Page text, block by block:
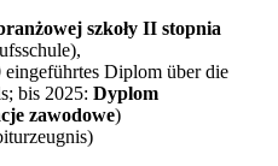
szkoły II stopnia
eingeführtes Diplom über die
bis 2025: Dyplom
zawodowe)